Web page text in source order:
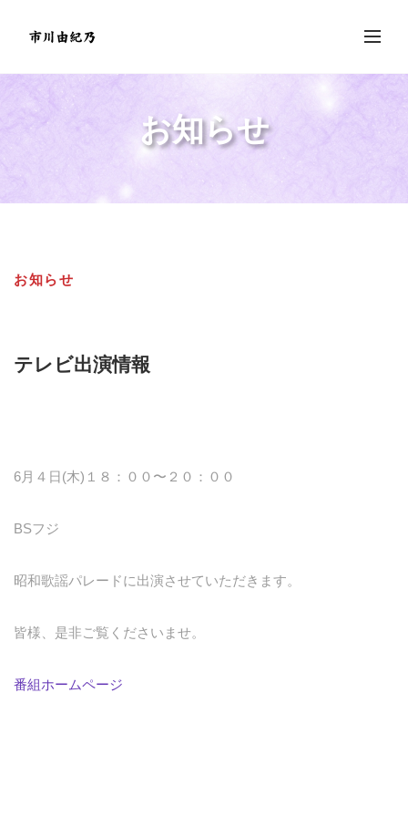
お知らせ
お知らせ
テレビ出演情報
6月４日(木)１８：００〜２０：００
BSフジ
昭和歌謡パレードに出演させていただきます。
皆様、是非ご覧くださいませ。
番組ホームページ